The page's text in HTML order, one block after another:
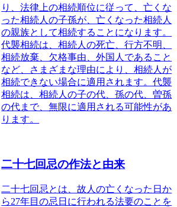
り、法律上の相続順位に従って、亡くな
った相続人の子孫が、亡くなった相続人
の親族として相続することになります。
代襲相続は、相続人の死亡、行方不明、
相続放棄、欠格事由、外国人であること
など、さまざまな理由により、相続人が
相続できない場合に適用されます。代襲
相続は、相続人の子の代、孫の代、曽孫
の代まで、無限に適用される可能性があ
ります。
二十七回忌の作法と由来
二十七回忌とは、故人の亡くなった日か
ら27年目の忌日に行われる法要のことを